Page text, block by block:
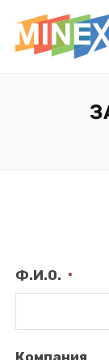
Ф.И.О. *
Компания